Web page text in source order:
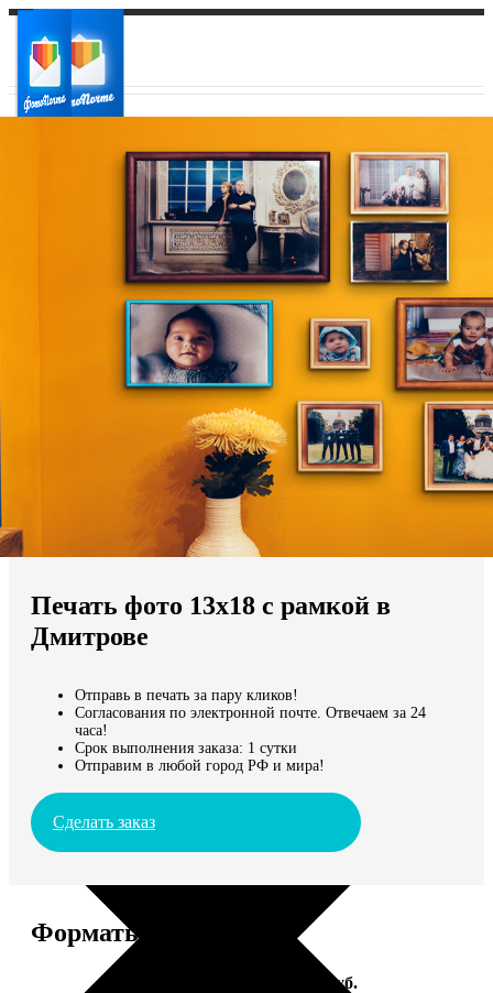
Ваш регион доставки
Выберите из списка:
Мы доставляем по всему миру
Продолжить без города
Печать фото 13х18 с рамкой в
Дмитрове
Отправь в печать за пару кликов!
Согласования по электронной почте. Отвечаем за 24
часа!
Срок выполнения заказа: 1 сутки
Отправим в любой город РФ и мира!
Сделать заказ
Форматы и цены
Цена, руб.